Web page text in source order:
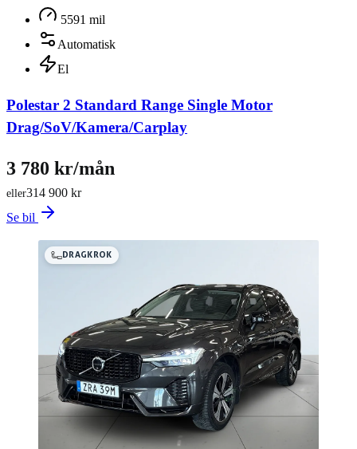
5591 mil
Automatisk
El
Polestar 2 Standard Range Single Motor
Drag/SoV/Kamera/Carplay
314 900 kr
eller
3 780 kr/mån
Se bil
DRAGKROK